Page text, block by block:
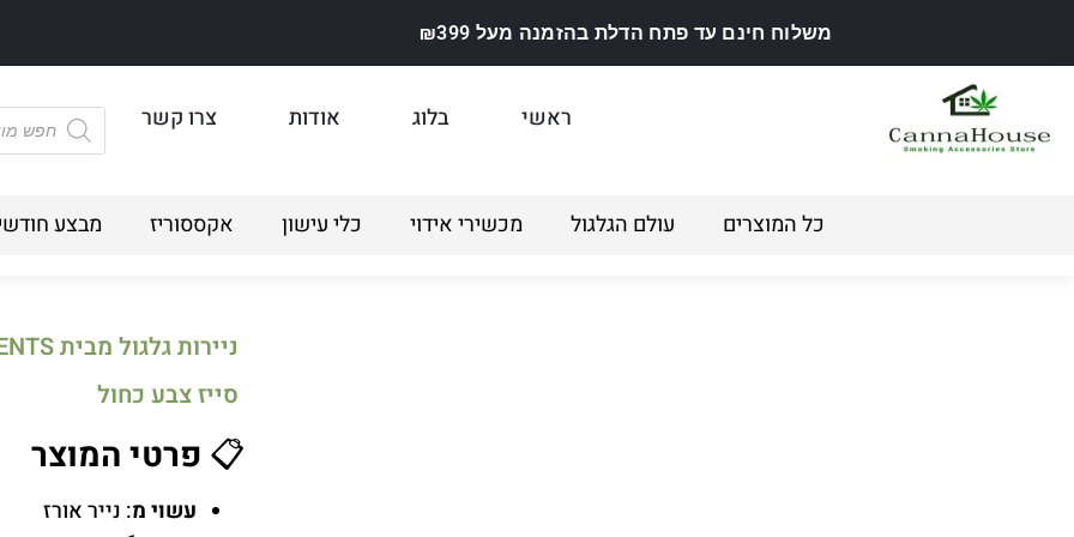
משלוח חינם עד פתח הדלת בהזמנה מעל ₪399
ראשי בלוג אודות צרו קשר
כל המוצרים עולם הגלגול מכשירי אידוי כלי עישון אקססוריז מבצע
סייז צבע כחול
📋 פרטי המוצר
עשוי מ: נייר אורז